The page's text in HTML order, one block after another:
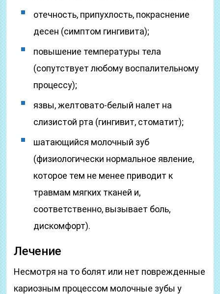
отечность, припухлость, покраснение
десен (симптом гингивита);
повышение температуры тела
(сопутствует любому воспалительному
процессу);
язвы, желтовато-белый налет на
слизистой рта (гингивит, стоматит);
шатающийся молочный зуб
(физиологически нормальное явление,
которое тем не менее приводит к
травмам мягких тканей и,
соответственно, вызывает боль,
дискомфорт).
Лечение
Несмотря на то болят или нет поврежденные
кариозным процессом молочные зубы у